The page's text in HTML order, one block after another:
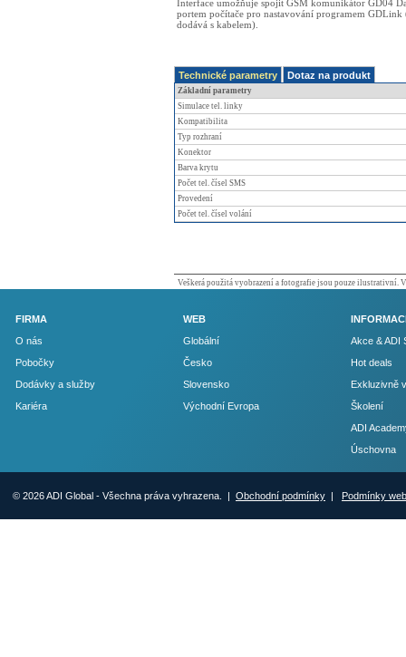
Interface umožňuje spojit GSM komunikátor GD04
portem počítače pro nastavování programem GDLink
dodává s kabelem).
Technické parametry Dotaz na produkt
Základní parametry
Simulace tel. linky
Kompatibilita
Typ rozhraní
Konektor
Barva krytu
Počet tel. čísel SMS
Provedení
Počet tel. čísel volání
Veškerá použitá vyobrazení a fotografie jsou pouze ilustrativní.
FIRMA
O nás
Pobočky
Dodávky a služby
Kariéra
WEB
Globální
Česko
Slovensko
Východní Evropa
Akce & ADI
Hot deals
Exkluzivně
Školení
ADI
Úschovna
© 2026 ADI Global - Všechna práva vyhrazena. | Obchodní podmínky | Podmínky